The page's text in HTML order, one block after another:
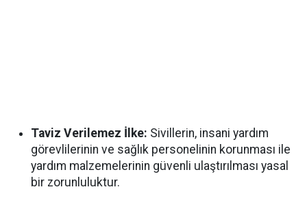
Taviz Verilemez İlke: Sivillerin, insani yardım
görevlilerinin ve sağlık personelinin korunması ile
yardım malzemelerinin güvenli ulaştırılması yasal
bir zorunluluktur.